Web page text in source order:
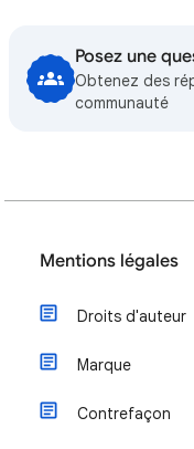
Posez une
Obtenez des
communauté
Mentions légales
Droits d'auteur
Marque
Contrefaçon